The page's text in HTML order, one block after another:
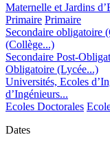
Maternelle et Jardins
Primaire Primaire
Secondaire obligatoire
(Collège...)
Secondaire Post-
Obligatoire (Lycée...)
Universités, Ecoles
d’Ingénieurs...
Ecoles Doctorales
Dates